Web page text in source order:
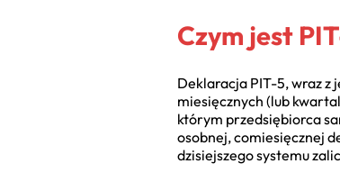
Czym jest
Deklaracja PIT-5, wraz z
miesięcznych (lub
którym przedsiębiorca
osobnej, comiesięcznej
dzisiejszego systemu